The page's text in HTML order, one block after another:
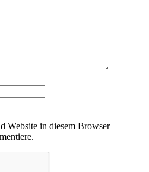
Website in diesem Browser